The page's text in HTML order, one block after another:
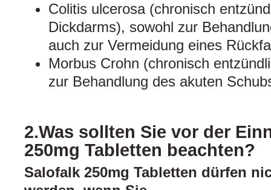
Colitis ulcerosa (chronisch
Dickdarms), sowohl zur
auch zur Vermeidung eines
Morbus Crohn (chronisch
zur Behandlung des akuten
2.Was sollten Sie vor der
250mg Tabletten beachten?
Salofalk 250mg Tabletten dürfen